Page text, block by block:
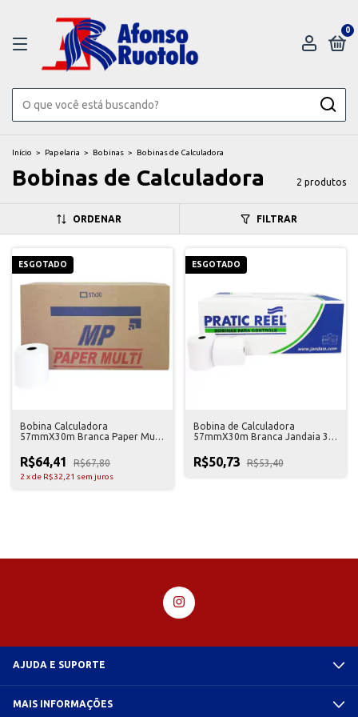
0
Início > Papelaria > Bobinas > Bobinas de Calculadora
Bobinas de Calculadora 2 produtos
ORDENAR FILTRAR
ESGOTADO
Bobina Calculadora
57mmX30m Branca Paper Multi
R$64,41 R$67,80
2 xde R$32,21 sem juros
ESGOTADO
Bobina de Calculadora
57mmX30m Branca Jandaia 30
R$50,73 R$53,40
AJUDA E SUPORTE
MAIS INFORMAÇÕES